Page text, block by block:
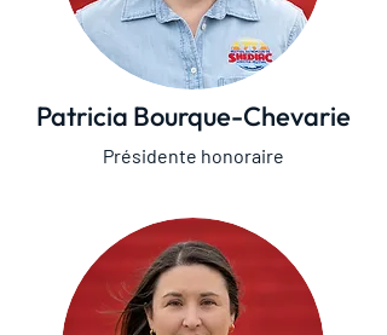
Patricia Bourque-Chevarie
Présidente honoraire